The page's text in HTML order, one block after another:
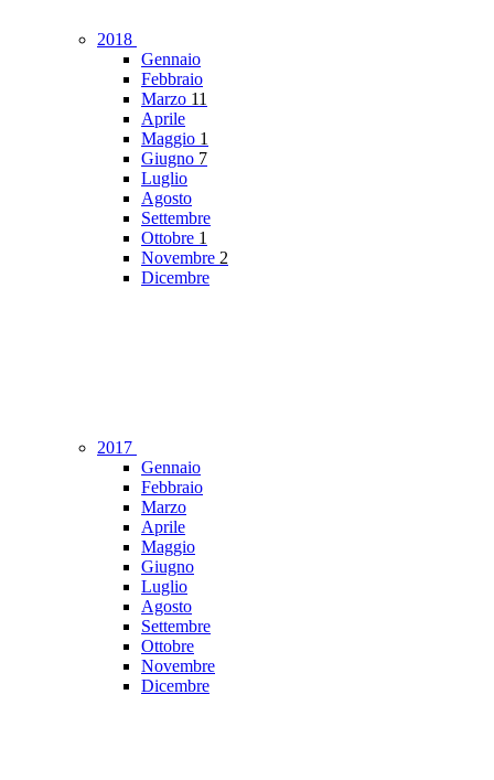
2018
Gennaio
Febbraio
Marzo 11
Aprile
Maggio 1
Giugno 7
Luglio
Agosto
Settembre
Ottobre 1
Novembre 2
Dicembre
2017
Gennaio
Febbraio
Marzo
Aprile
Maggio
Giugno
Luglio
Agosto
Settembre
Ottobre
Novembre
Dicembre